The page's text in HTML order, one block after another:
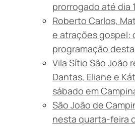
prorrogado até dia
Roberto Carlos,
e atrações gospel:
programação
Vila Sítio São João
Dantas, Eliane e
sábado em
São João de
nesta quarta-feira